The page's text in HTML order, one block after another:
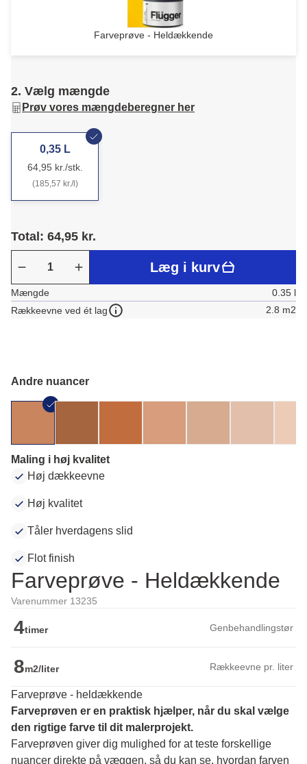
Farveprøve - Heldækkende
2. Vælg mængde
Prøv vores mængdeberegner her
0,35 L
64,95 kr./stk.
(185,57 kr./l)
Total: 64,95 kr.
Læg i kurv
Mængde
0.35 l
Rækkeevne ved ét lag
2.8 m2
Andre nuancer
Maling i høj kvalitet
Høj dækkeevne
Høj kvalitet
Tåler hverdagens slid
Flot finish
Farveprøve - Heldækkende
Varenummer 13235
4timer Genbehandlingstør
8m2/liter Rækkeevne pr. liter
Farveprøve - heldækkende
Farveprøven er en praktisk hjælper, når du skal vælge
den rigtige farve til dit malerprojekt.
Farveprøven giver dig mulighed for at teste forskellige
nuancer direkte på væggen, så du kan se, hvordan farven